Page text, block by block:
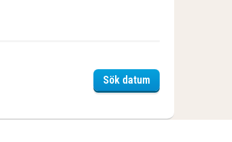
Sök datumArmancette